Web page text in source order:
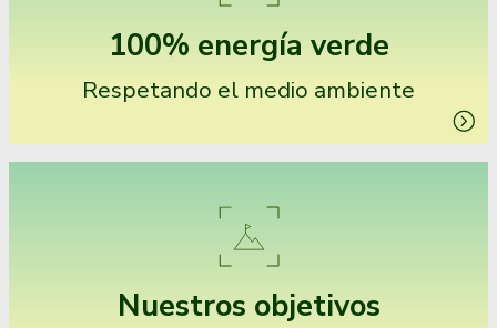
100% energía verde
Respetando el medio ambiente
Nuestros objetivos